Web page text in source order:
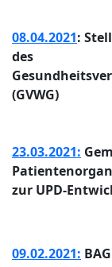
08.04.2021:
des
(GVWG)
23.03.2021:
zur UPD-
09.02.2021: